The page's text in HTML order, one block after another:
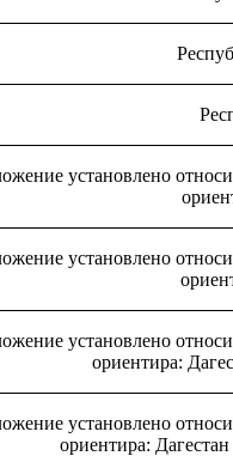
установлено
установлено
установлено
ориентира:
установлено
ориентира: